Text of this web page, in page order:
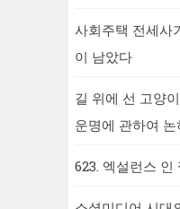
사회주택 전세사
이 남았다
길 위에 선 고양
운명에 관하여 논
623. 엑설런스 인